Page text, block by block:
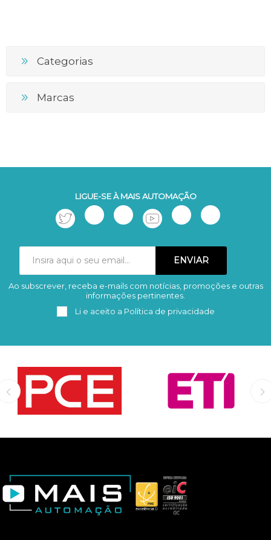
Categorias
Marcas
LIGUE-SE À MAIS AUTOMAÇÃO
Subscrever Remover
Ao subscrever, receba e-mails com notícias, promoções e outras
informações pertinentes.
Li e aceito a Política de privacidade